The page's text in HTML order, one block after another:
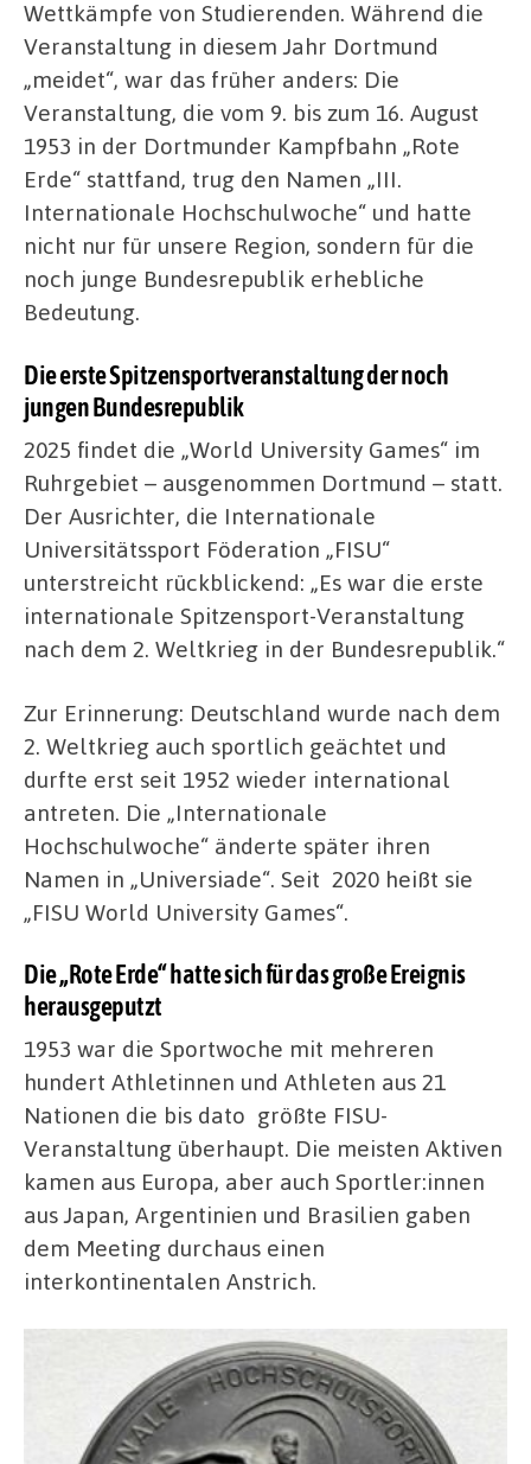
Wettkämpfe von Studierenden. Während die
Veranstaltung in diesem Jahr Dortmund
„meidet“, war das früher anders: Die
Veranstaltung, die vom 9. bis zum 16. August
1953 in der Dortmunder Kampfbahn „Rote
Erde“ stattfand, trug den Namen „III.
Internationale Hochschulwoche“ und hatte
nicht nur für unsere Region, sondern für die
noch junge Bundesrepublik erhebliche
Bedeutung.
Die erste Spitzensportveranstaltung der noch
jungen Bundesrepublik
2025 findet die „World University Games“ im
Ruhrgebiet – ausgenommen Dortmund – statt.
Der Ausrichter, die Internationale
Universitätssport Föderation „FISU“
unterstreicht rückblickend: „Es war die erste
internationale Spitzensport-Veranstaltung
nach dem 2. Weltkrieg in der Bundesrepublik.“
Zur Erinnerung: Deutschland wurde nach dem
2. Weltkrieg auch sportlich geächtet und
durfte erst seit 1952 wieder international
antreten. Die „Internationale
Hochschulwoche“ änderte später ihren
Namen in „Universiade“. Seit 2020 heißt sie
„FISU World University Games“.
Die „Rote Erde“ hatte sich für das große Ereignis
herausgeputzt
1953 war die Sportwoche mit mehreren
hundert Athletinnen und Athleten aus 21
Nationen die bis dato größte FISU-
Veranstaltung überhaupt. Die meisten Aktiven
kamen aus Europa, aber auch Sportler:innen
aus Japan, Argentinien und Brasilien gaben
dem Meeting durchaus einen
interkontinentalen Anstrich.